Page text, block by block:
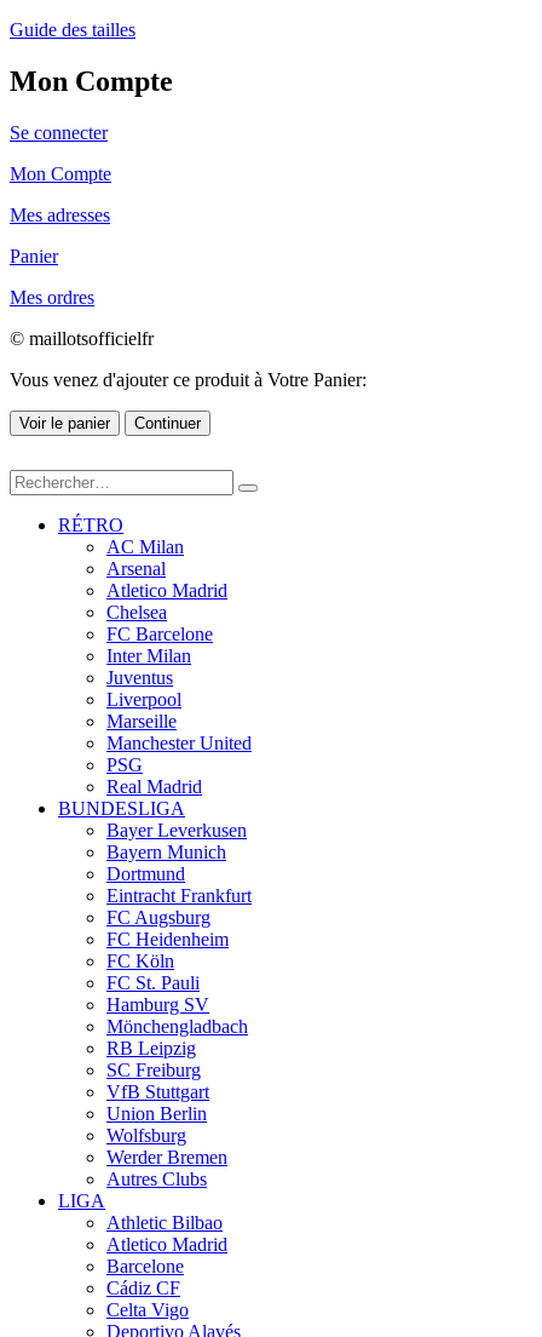
Guide des tailles
Mon Compte
Se connecter
Mon Compte
Mes adresses
Panier
Mes ordres
© maillotsofficielfr
Vous venez d'ajouter ce produit à Votre Panier:
Voir le panier Continuer
RÉTRO
AC Milan
Arsenal
Atletico Madrid
Chelsea
FC Barcelone
Inter Milan
Juventus
Liverpool
Marseille
Manchester United
PSG
Real Madrid
BUNDESLIGA
Bayer Leverkusen
Bayern Munich
Dortmund
Eintracht Frankfurt
FC Augsburg
FC Heidenheim
FC Köln
FC St. Pauli
Hamburg SV
Mönchengladbach
RB Leipzig
SC Freiburg
VfB Stuttgart
Union Berlin
Wolfsburg
Werder Bremen
Autres Clubs
LIGA
Athletic Bilbao
Atletico Madrid
Barcelone
Cádiz CF
Celta Vigo
Deportivo Alavés